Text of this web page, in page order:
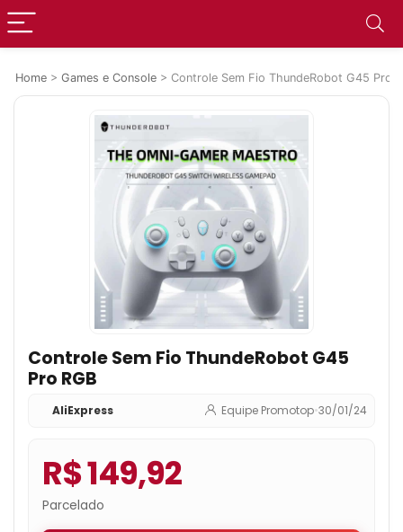
Home > Games e Console > Controle Sem Fio ThundeRobot G45 Pro
Controle Sem Fio ThundeRobot G45
Pro RGB
AliExpress Equipe Promotop•30/01/24
R$ 149,92
Parcelado